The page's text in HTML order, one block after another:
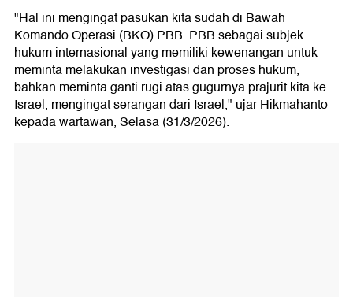
"Hal ini mengingat pasukan kita sudah di Bawah
Komando Operasi (BKO) PBB. PBB sebagai subjek
hukum internasional yang memiliki kewenangan untuk
meminta melakukan investigasi dan proses hukum,
bahkan meminta ganti rugi atas gugurnya prajurit kita ke
Israel, mengingat serangan dari Israel," ujar Hikmahanto
kepada wartawan, Selasa (31/3/2026).